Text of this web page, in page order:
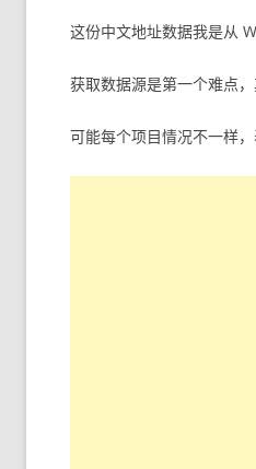
这份中文地址数据我是从
获取数据源是第一个难点
可能每个项目情况不一样